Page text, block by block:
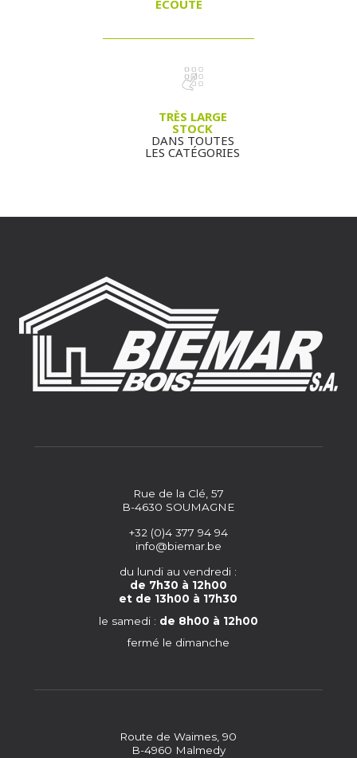
ÉCOUTE
TRÈS LARGE
STOCK
DANS TOUTES
LES CATÉGORIES
Rue de la Clé, 57
B-4630 SOUMAGNE
+32 (0)4 377 94 94
info@biemar.be
du lundi au vendredi :
de 7h30 à 12h00
et de 13h00 à 17h30
le samedi : de 8h00 à 12h00
fermé le dimanche
Route de Waimes, 90
B-4960 Malmedy